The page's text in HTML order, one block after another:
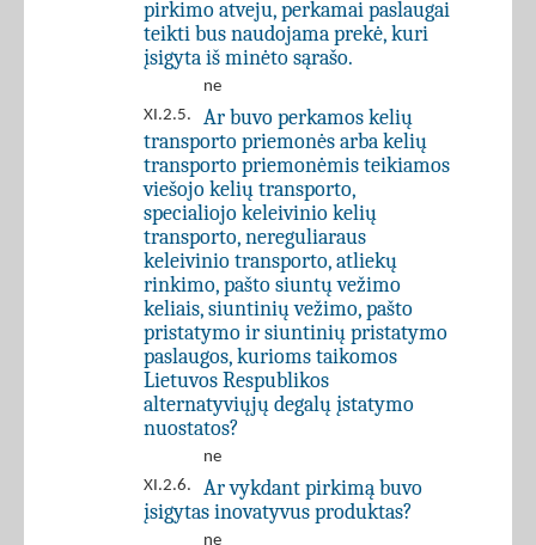
pirkimo atveju, perkamai paslaugai
teikti bus naudojama prekė, kuri
įsigyta iš minėto sąrašo.
ne
XI.2.5.
Ar buvo perkamos kelių
transporto priemonės arba kelių
transporto priemonėmis teikiamos
viešojo kelių transporto,
specialiojo keleivinio kelių
transporto, nereguliaraus
keleivinio transporto, atliekų
rinkimo, pašto siuntų vežimo
keliais, siuntinių vežimo, pašto
pristatymo ir siuntinių pristatymo
paslaugos, kurioms taikomos
Lietuvos Respublikos
alternatyviųjų degalų įstatymo
nuostatos?
ne
XI.2.6.
Ar vykdant pirkimą buvo
įsigytas inovatyvus produktas?
ne